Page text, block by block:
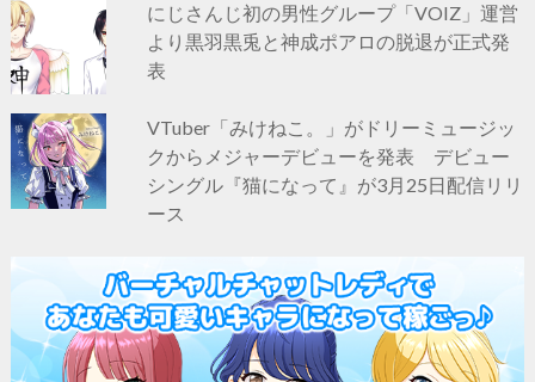
にじさんじ初の男性グループ「VOIZ」運営
より黒羽黒兎と神成ポアロの脱退が正式発
表
VTuber「みけねこ。」がドリーミュージッ
クからメジャーデビューを発表 デビュー
シングル『猫になって』が3月25日配信リリ
ース